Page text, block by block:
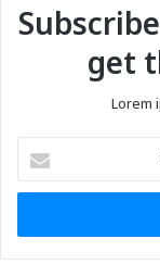
get
Lorem
your
Email